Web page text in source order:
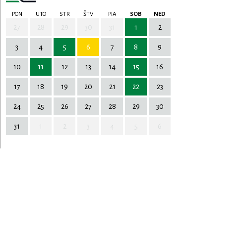
PON UTO STR ŠTV PIA SOB NED
1 2
3 4 5 6 7 8 9
10 11 12 13 14 15 16
17 18 19 20 21 22 23
24 25 26 27 28 29 30
31